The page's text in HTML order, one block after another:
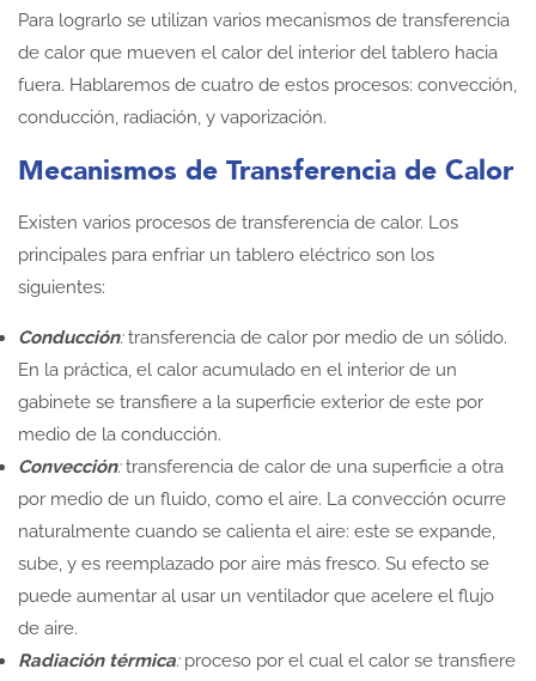
Para lograrlo se utilizan varios mecanismos de transferencia
de calor que mueven el calor del interior del tablero hacia
fuera. Hablaremos de cuatro de estos procesos: convección,
conducción, radiación, y vaporización.
Mecanismos de Transferencia de Calor
Existen varios procesos de transferencia de calor. Los
principales para enfriar un tablero eléctrico son los
siguientes:
Conducción:transferencia de calor por medio de un sólido.
En la práctica, el calor acumulado en el interior de un
gabinete se transfiere a la superficie exterior de este por
medio de la conducción.
Convección:transferencia de calor de una superficie a otra
por medio de un fluido, como el aire. La convección ocurre
naturalmente cuando se calienta el aire: este se expande,
sube, y es reemplazado por aire más fresco. Su efecto se
puede aumentar al usar un ventilador que acelere el flujo
de aire.
Radiación térmica:proceso por el cual el calor se transfiere